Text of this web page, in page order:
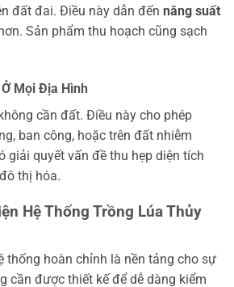
đất đai. Điều này dẫn đến năng suất
Sản phẩm thu hoạch cũng sạch
Mọi Địa Hình
cần đất. Điều này cho phép
ban công, hoặc trên đất nhiễm
giải quyết vấn đề thu hẹp diện tích
thị hóa.
Hệ Thống Trồng Lúa Thủy
thống hoàn chỉnh là nền tảng cho sự
cần được thiết kế để dễ dàng kiểm